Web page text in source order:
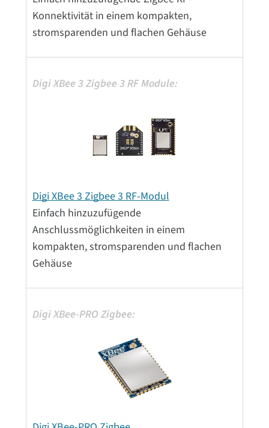
Konnektivität in einem kompakten,
stromsparenden und flachen Gehäuse
Digi XBee 3 Zigbee 3 RF-Modul
Einfach hinzuzufügende
Anschlussmöglichkeiten in einem
kompakten, stromsparenden und flachen
Gehäuse